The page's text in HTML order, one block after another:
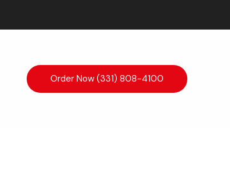
Order Now (331) 808-4100